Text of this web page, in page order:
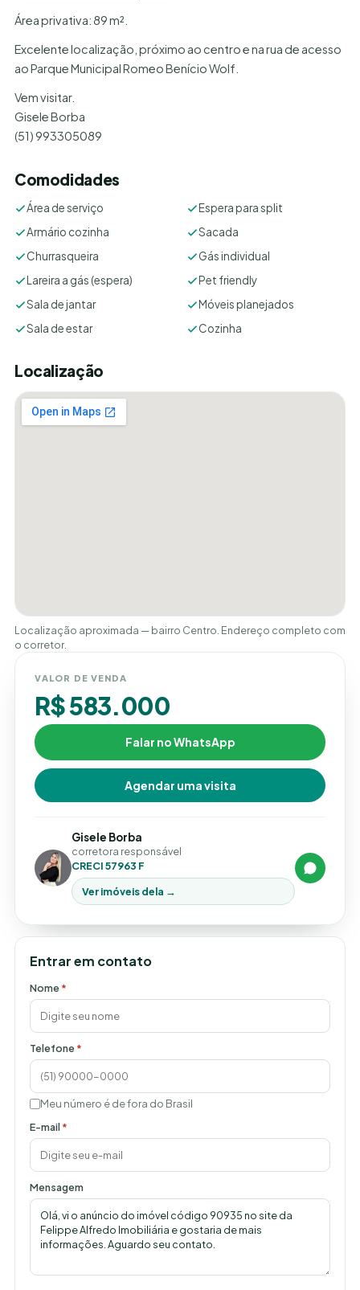
Área privativa: 89 m².
Excelente localização, próximo ao centro e na rua de acesso
ao Parque Municipal Romeo Benício Wolf.
Vem visitar.
Gisele Borba
(51) 993305089
Comodidades
Área de serviço
Espera para split
Armário cozinha
Sacada
Churrasqueira
Gás individual
Lareira a gás (espera)
Pet friendly
Sala de jantar
Móveis planejados
Sala de estar
Cozinha
Localização
Localização aproximada — bairro Centro. Endereço completo com
o corretor.
VALOR DE VENDA
R$ 583.000
Falar no WhatsApp
Agendar uma visita
Gisele Borba
corretora responsável
CRECI 57963 F
Ver imóveis dela →
Entrar em contato
Nome*
Telefone*
Meu número é de fora do Brasil
E-mail*
Mensagem